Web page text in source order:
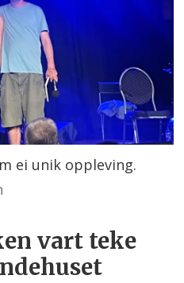
ei unik oppleving.
vart teke